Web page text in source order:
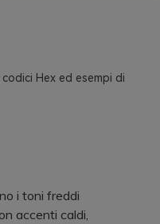
Hex ed esempi di
i toni freddi
accenti caldi,